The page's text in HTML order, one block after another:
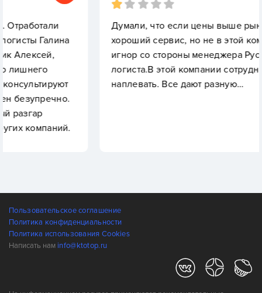
Думали, что если цены выше рыночных
хороший сервис, но не в этой компании.
игнор со стороны менеджера Руслана и их
логиста.В этой компании сотрудникам на вас
наплевать. Все дают разную…
Пользовательское соглашение
Политика конфиденциальности
Политика использования Cookies
Написать нам info@ktotop.ru